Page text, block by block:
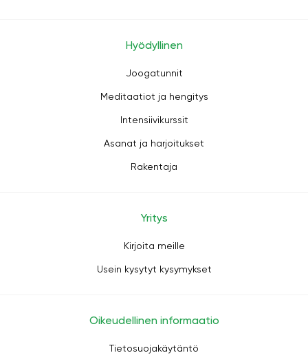
Hyödyllinen
Joogatunnit
Meditaatiot ja hengitys
Intensiivikurssit
Asanat ja harjoitukset
Rakentaja
Yritys
Kirjoita meille
Usein kysytyt kysymykset
Oikeudellinen informaatio
Tietosuojakäytäntö